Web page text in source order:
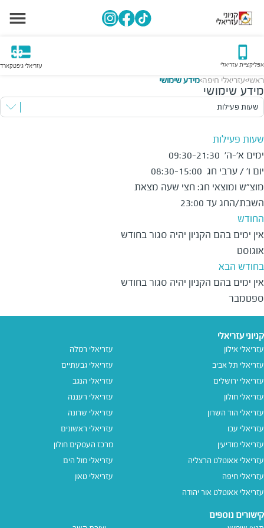
אפליקציית עזריאלי עזריאלי גיפטקארד
ראשי>עזריאלי חיפה>מידע שימושי
מידע שימושי
שעות פעילות
שעות פעילות
השבת/החג עד 23:00
החודש
אוגוסט
בחודש הבא
ספטמבר
קניוני עזריאלי
עזריאלי אילון
עזריאלי תל אביב
עזריאלי ירושלים
עזריאלי חולון
עזריאלי הוד השרון
עזריאלי עכו
עזריאלי מודיעין
עזריאלי אאוטלט הרצליה
עזריאלי חיפה
עזריאלי אאוטלט אור יהודה
עזריאלי רמלה
עזריאלי גבעתיים
עזריאלי הנגב
עזריאלי רעננה
עזריאלי שרונה
עזריאלי ראשונים
מרכז העסקים חולון
עזריאלי מול הים
עזריאלי טאון
קישורים נוספים